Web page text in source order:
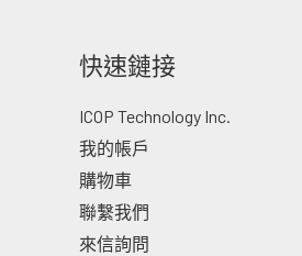
快速鏈接
ICOP Technology Inc.
我的帳戶
購物車
聯繫我們
來信詢問